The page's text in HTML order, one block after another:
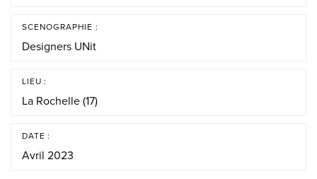
SCENOGRAPHIE :
Designers UNit
LIEU :
La Rochelle (17)
DATE :
Avril 2023